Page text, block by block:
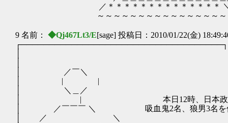
／＊＊＊＊＊＊＊＊＊＊＊＊＊＊
～～～～～～～～～～～～～～～～
9 名前： ◆Qj467Lt3/E[sage] 投稿日：2010/01/22(金)
┌────────────────────────────────────┐
│ ／
│ |
│ ＼
│ | 本日12時、日本政府がヨーロ
│ ／￣￣￣ ＼ 吸血鬼2名、
│ ／